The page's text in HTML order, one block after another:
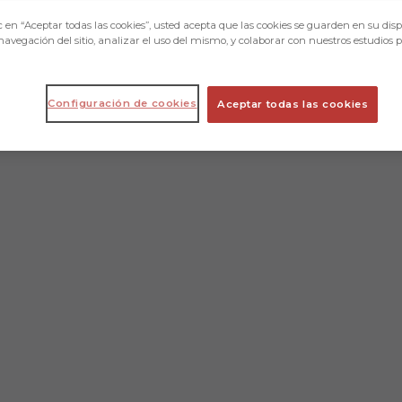
“Aceptar todas las cookies”, usted acepta que las cookies se guarden en su
del sitio, analizar el uso del mismo, y colaborar con nuestros estudios
Aceptar todas las cookies
Configuración de cookies